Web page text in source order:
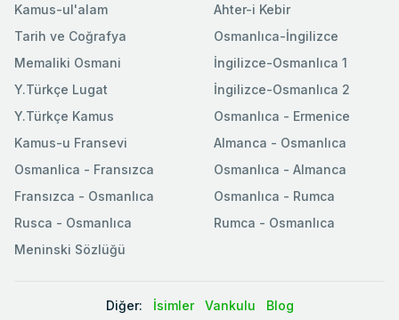
Kamus-ul'alam
Tarih ve Coğrafya
Memaliki Osmani
Y.Türkçe Lugat
Y.Türkçe Kamus
Ahter-i Kebir
Osmanlıca-İngilizce
İngilizce-Osmanlıca 1
İngilizce-Osmanlıca 2
Osmanlıca - Ermenice
Kamus-u Fransevi
Osmanlica - Fransızca
Fransızca - Osmanlıca
Rusca - Osmanlıca
Meninski Sözlüğü
Almanca - Osmanlıca
Osmanlıca - Almanca
Osmanlıca - Rumca
Rumca - Osmanlıca
Diğer: İsimler Vankulu Blog